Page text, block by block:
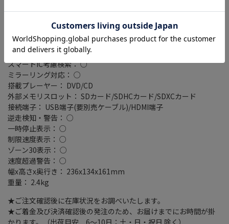
Bluetooth： Bluetooth 5.2+EDR
ワイドFM： ○
VICSWIDE： ○
VICS： ○
スマートIC考慮検索： ○
ミラーリング対応： ○
搭載プレーヤー： DVD/CD
外部メモリスロット： SDカード/SDHCカード/SDXCカード
接続端子： USB端子(要別売ケーブル)/HDMI端子
逆走検知・警告： ○
一時停止表示： ○
制限速度表示： ○
ゾーン30表示： ○
速度超過警告： ○
幅x高さx奥行き： 236x134x161mm
重量： 2.4kg
★ご注文確認後に在庫状況をお調べいたします。
★ご着金及び決済確認後の発注のため、お届けまでにお時間が掛